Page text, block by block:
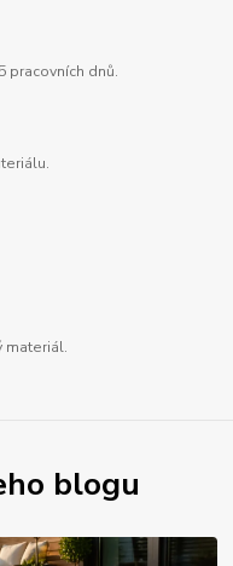
pracovních dnů.
materiál.
blogu